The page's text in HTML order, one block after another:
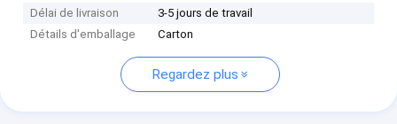
Délai de livraison
3-5 jours de travail
Détails d'emballage
Carton
Regardez plus